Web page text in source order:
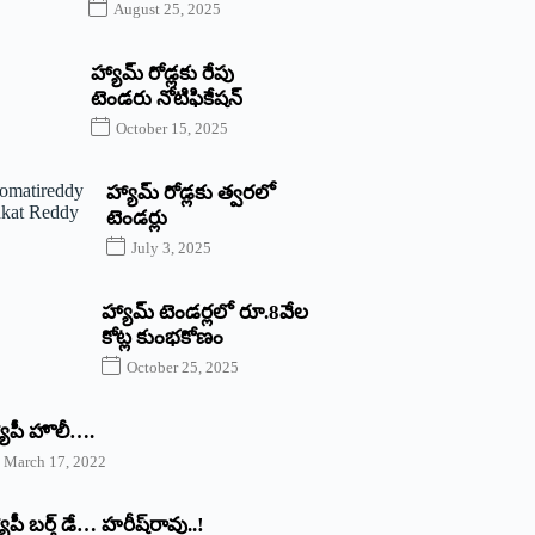
August 25, 2025
హ్యామ్‌ రోడ్లకు రేపు
టెండరు నోటిఫికేషన్‌
October 15, 2025
హ్యామ్‌ రోడ్లకు త్వరలో
టెండర్లు
July 3, 2025
హ్యామ్‌ ‌టెండర్లలో రూ.8వేల
కోట్ల కుంభకోణం
October 25, 2025
హొలీ….
March 17, 2022
బర్త్ ‌డే… హరీష్‌రావు..!